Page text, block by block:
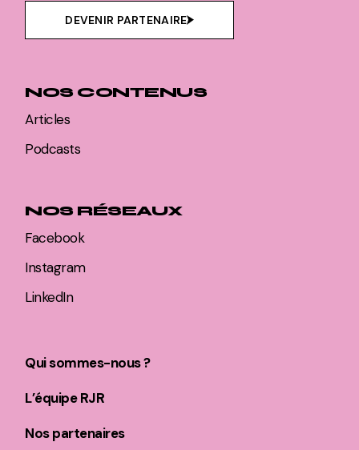
DEVENIR PARTENAIRE
NOS CONTENUS
Articles
Podcasts
NOS RÉSEAUX
Facebook
Instagram
LinkedIn
Qui sommes-nous ?
L’équipe RJR
Nos partenaires